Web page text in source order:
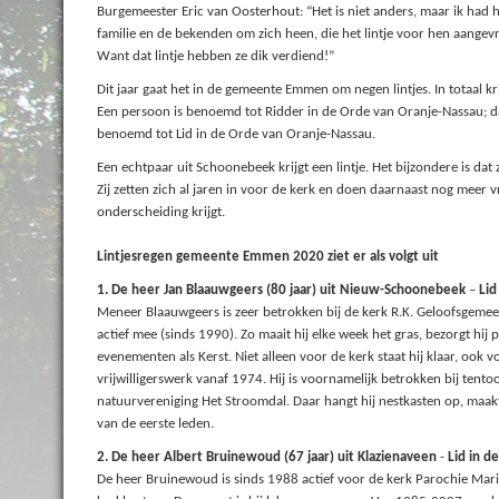
Burgemeester Eric van Oosterhout: “Het is niet anders, maar ik
familie en de bekenden om zich heen, die het lintje voor hen
Want dat lintje hebben ze dik verdiend!”
Dit jaar gaat het in de gemeente Emmen om negen lintjes. In totaal
Een persoon is benoemd tot Ridder in de Orde van Oranje-Nassau;
benoemd tot Lid in de Orde van Oranje-Nassau.
Een echtpaar uit Schoonebeek krijgt een lintje. Het bijzondere is
Zij zetten zich al jaren in voor de kerk en doen daarnaast nog meer
onderscheiding krijgt.
Lintjesregen gemeente Emmen 2020 ziet er als volgt uit
1. De heer Jan Blaauwgeers (80 jaar) uit Nieuw-Schoonebeek –
Meneer Blaauwgeers is zeer betrokken bij de kerk R.K.
actief mee (sinds 1990). Zo maait hij elke week het gras, bezorgt
evenementen als Kerst. Niet alleen voor de kerk staat hij klaar, ook
vrijwilligerswerk vanaf 1974. Hij is voornamelijk betrokken bij
natuurvereniging Het Stroomdal. Daar hangt hij nestkasten op,
van de eerste leden.
2. De heer Albert Bruinewoud (67 jaar) uit Klazienaveen - Lid in
De heer Bruinewoud is sinds 1988 actief voor de kerk Parochie